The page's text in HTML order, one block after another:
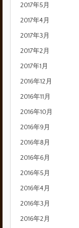
2017年5月
2017年4月
2017年3月
2017年2月
2017年1月
2016年12月
2016年11月
2016年10月
2016年9月
2016年8月
2016年6月
2016年5月
2016年4月
2016年3月
2016年2月